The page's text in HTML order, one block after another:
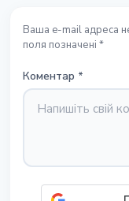
Ваша e-mail адреса
поля позначені *
Коментар *